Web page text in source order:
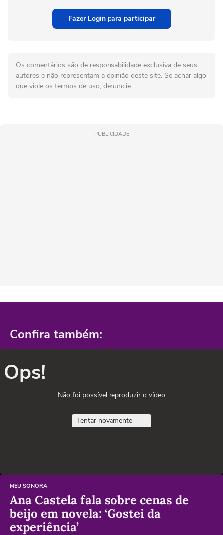
Fazer Login para participar
Os comentários são de responsabilidade exclusiva de seus
autores e não representam a opinião deste site. Se achar algo
que viole os termos de uso, denuncie.
PUBLICIDADE
Confira também:
Ops!
Não foi possível reproduzir o vídeo
Tentar novamente
MEU SONORA
Ana Castela fala sobre cenas de
beijo em novela: ‘Gostei da
experiência’